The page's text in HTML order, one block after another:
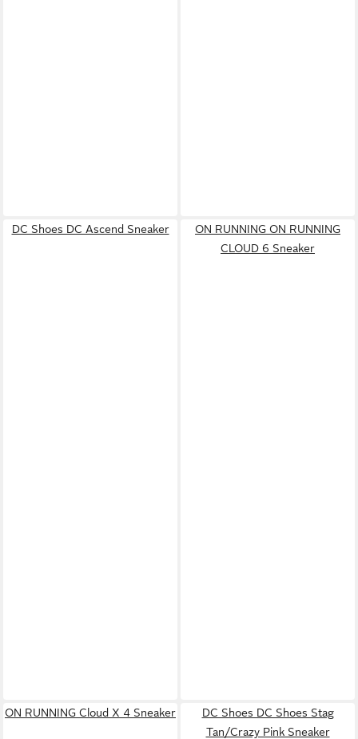
DC Shoes DC Ascend Sneaker
ON RUNNING ON RUNNING
CLOUD 6 Sneaker
ON RUNNING Cloud X 4 Sneaker
DC Shoes DC Shoes Stag
Tan/Crazy Pink Sneaker